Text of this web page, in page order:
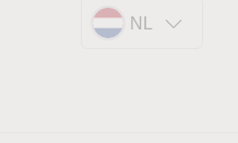
NL